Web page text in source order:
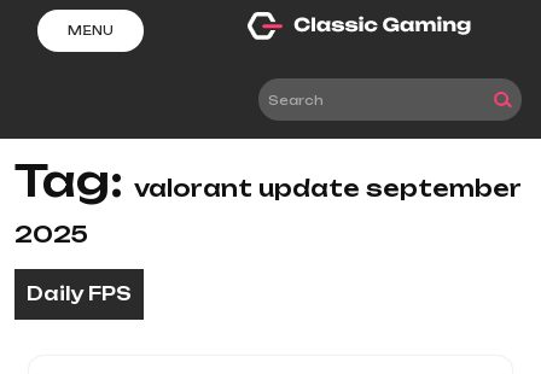
content
MENU
Tag: valorant update september
2025
Daily FPS